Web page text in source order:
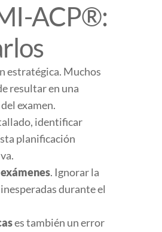
ACP®:
estratégica. Muchos
resultar en una
examen.
identificar
planificación
. Ignorar la
durante el
es también un error